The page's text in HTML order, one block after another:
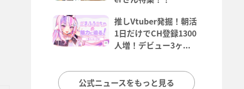
推しVtuber発掘！朝活
1日だけでCH登録1300
人増！デビュー3ヶ...
公式ニュースをもっと見る